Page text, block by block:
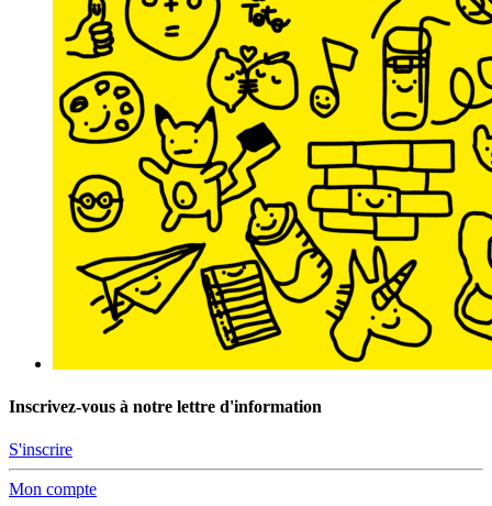
Inscrivez-vous à notre lettre d'information
S'inscrire
Mon compte